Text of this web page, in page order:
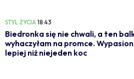
STYL ŻYCIA 18:43
Biedronka się nie chwali, a ten
wyhaczyłam na promce.
lepiej niż niejeden koc